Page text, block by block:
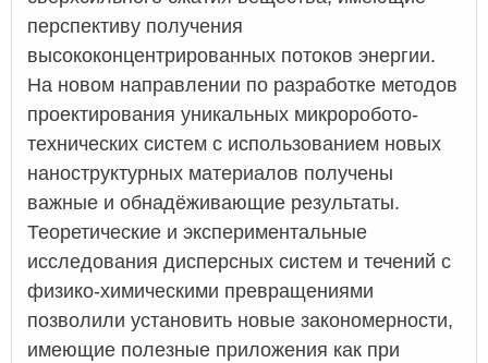
перспективу получения
высококонцентрированных потоков энергии.
На новом направлении по разработке методов
проектирования уникальных микроробото-
технических систем с использованием новых
наноструктурных материалов получены
важные и обнадёживающие результаты.
Теоретические и экспериментальные
исследования дисперсных систем и течений с
физико-химическими превращениями
позволили установить новые закономерности,
имеющие полезные приложения как при